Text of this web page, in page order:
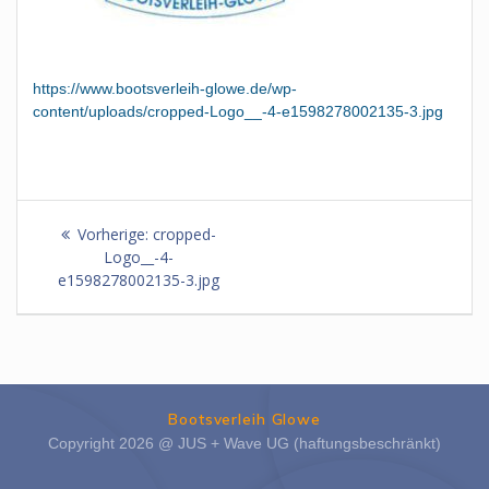
https://www.bootsverleih-glowe.de/wp-
content/uploads/cropped-Logo__-4-e1598278002135-3.jpg
Beitragsnavigation
Vorherige: Vorheriger
Beitrag:
cropped-
Logo__-4-
e1598278002135-3.jpg
Bootsverleih Glowe
Copyright 2026 @ JUS + Wave UG (haftungsbeschränkt)